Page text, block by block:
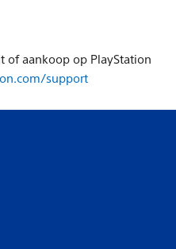
of aankoop op PlayStation
support